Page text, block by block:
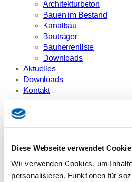
Diese Webseite verwendet
Wir verwenden Cookies, um
personalisieren, Funktionen für
Architekturbeton
Bauen im Bestand
Kanalbau
Bauträger
Bauherrenliste
Downloads
Aktuelles
Downloads
Kontakt
Sie sind hier:
Aktuelles
GEWOFAG: Neubau an der
GEWOFAG: